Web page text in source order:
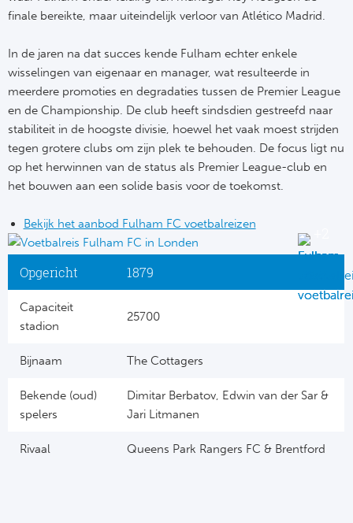
finale bereikte, maar uiteindelijk verloor van Atlético Madrid.
In de jaren na dat succes kende Fulham echter enkele
wisselingen van eigenaar en manager, wat resulteerde in
meerdere promoties en degradaties tussen de Premier League
en de Championship. De club heeft sindsdien gestreefd naar
stabiliteit in de hoogste divisie, hoewel het vaak moest strijden
tegen grotere clubs om zijn plek te behouden. De focus ligt nu
op het herwinnen van de status als Premier League-club en
het bouwen aan een solide basis voor de toekomst.
Bekijk het aanbod Fulham FC voetbalreizen
Opgericht 1879
Capaciteit
stadion
25700
Bijnaam The Cottagers
Bekende (oud)
spelers
Dimitar Berbatov, Edwin van der Sar &
Jari Litmanen
Rivaal Queens Park Rangers FC & Brentford